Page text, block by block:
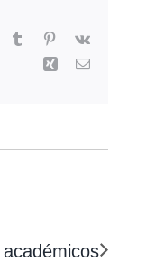
Tumblr Pinterest
Vk
Xing Email